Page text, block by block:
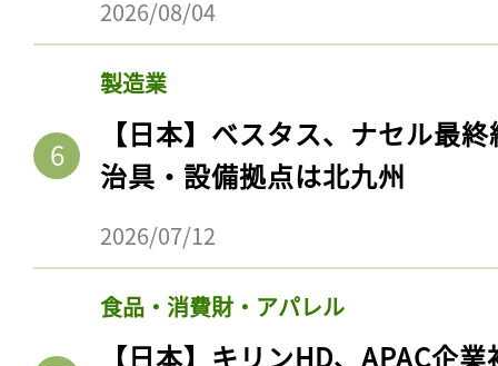
2026/08/04
製造業
【日本】ベスタス、ナセル最
治具・設備拠点は北九州
2026/07/12
食品・消費財・アパレル
【日本】キリンHD、APAC企